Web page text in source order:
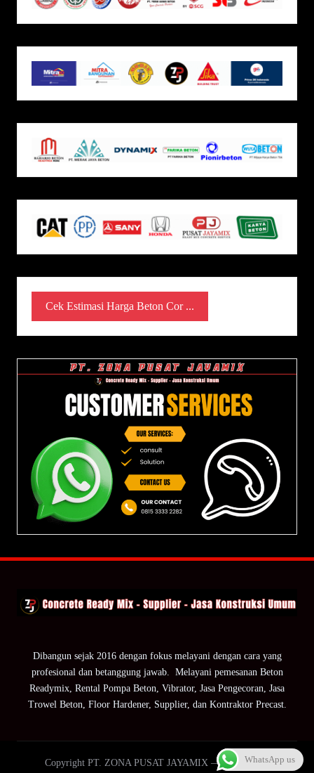
Cek Estimasi Harga Beton Cor ...
Dibangun sejak 2016 dengan fokus melayani dengan cara yang
profesional dan betanggung jawab. Melayani pemesanan Beton
Readymix, Rental Pompa Beton, Vibrator, Jasa Pengecoran, Jasa
Trowel Beton, Floor Hardener, Supplier, dan Kontraktor Precast.
Copyright PT. ZONA PUSAT JAYAMIX — ZPJ Group.WhatsApp us